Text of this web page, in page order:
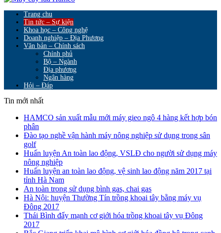
Trang chu
Tin tức – Sự kiện
Khoa học – Công nghệ
Doanh nghiệp – Địa Phương
Văn bản – Chính sách
Chính phủ
Bộ – Ngành
Địa phương
Ngân hàng
Hỏi – Đáp
Tin mới nhất
HAMCO sản xuất mẫu mới máy gieo ngô 4 hàng kết hợp bón
phân
Đào tạo nghề vận hành máy nông nghiệp sử dụng trong sân
golf
Huấn luyện An toàn lao động, VSLĐ cho người sử dụng máy
nông nghiệp
Huấn luyện an toàn lao động, vệ sinh lao động năm 2017 tại
tỉnh Hà Nam
An toàn trong sử dụng bình gas, chai gas
Hà Nội: huyện Thường Tín trồng khoai tây bằng máy vụ
Đông 2017
Thái Bình đẩy mạnh cơ giới hóa trồng khoai tây vụ Đông
2017